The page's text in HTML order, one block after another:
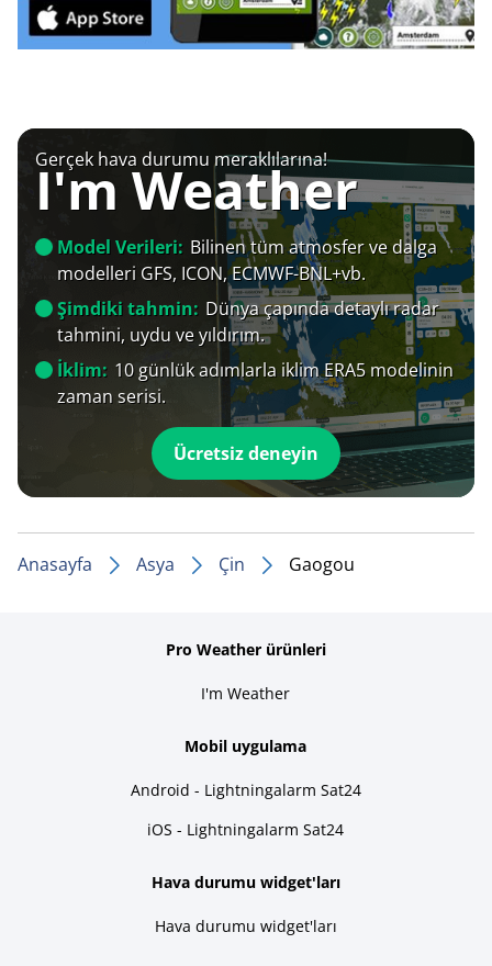
Gerçek hava durumu meraklılarına!
I'm Weather
Model Verileri: Bilinen tüm atmosfer ve dalga
modelleri GFS, ICON, ECMWF-BNL+vb.
Şimdiki tahmin: Dünya çapında detaylı radar
tahmini, uydu ve yıldırım.
İklim: 10 günlük adımlarla iklim ERA5 modelinin
zaman serisi.
Ücretsiz deneyin
Anasayfa Asya Çin Gaogou
Pro Weather ürünleri
I'm Weather
Mobil uygulama
Android - Lightningalarm Sat24
iOS - Lightningalarm Sat24
Hava durumu widget'ları
Hava durumu widget'ları